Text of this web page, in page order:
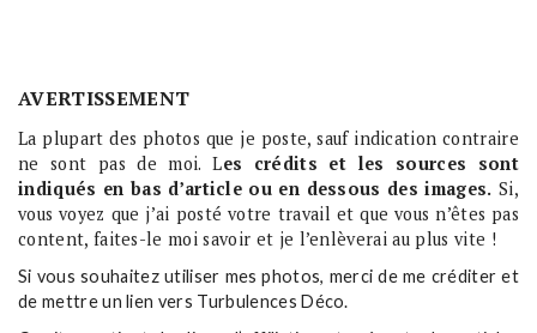
AVERTISSEMENT
La plupart des photos que je poste, sauf indication contraire
ne sont pas de moi. Les crédits et les sources sont
indiqués en bas d’article ou en dessous des images. Si,
vous voyez que j’ai posté votre travail et que vous n’êtes pas
content, faites-le moi savoir et je l’enlèverai au plus vite !
Si vous souhaitez utiliser mes photos, merci de me créditer et
de mettre un lien vers Turbulences Déco.